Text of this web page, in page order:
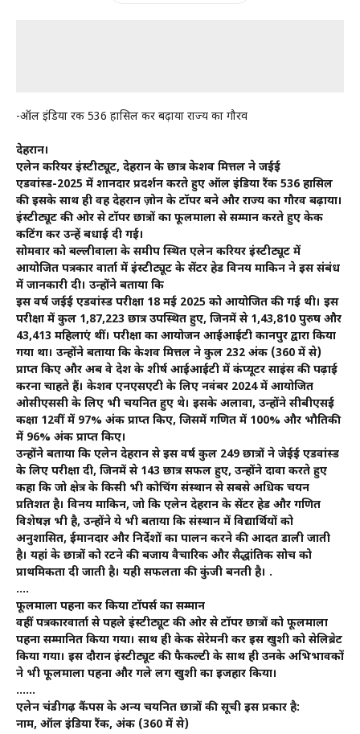
-ऑल इंडिया रैंक 536 हासिल कर बढ़ाया राज्य का गौरव
देहरादून।
एलेन करियर इंस्टीट्यूट, देहरादून के छात्र केशव मित्तल ने जईई
एडवांस्ड-2025 में शानदार प्रदर्शन करते हुए ऑल इंडिया रैंक 536 हासिल
की इसके साथ ही वह देहरादून ज़ोन के टॉपर बने और राज्य का गौरव बढ़ाया।
इंस्टीट्यूट की ओर से टॉपर छात्रों का फूलमाला से सम्मान करते हुए केक
कटिंग कर उन्हें बधाई दी गई।
सोमवार को बल्लीवाला के समीप स्थित एलेन करियर इंस्टीट्यूट में
आयोजित पत्रकार वार्ता में इंस्टीट्यूट के सेंटर हेड विनय माकिन ने इस संबंध
में जानकारी दी। उन्होंने बताया कि
इस वर्ष जईई एडवांस्ड परीक्षा 18 मई 2025 को आयोजित की गई थी। इस
परीक्षा में कुल 1,87,223 छात्र उपस्थित हुए, जिनमें से 1,43,810 पुरुष और
43,413 महिलाएं थीं। परीक्षा का आयोजन आईआईटी कानपुर द्वारा किया
गया था। उन्होंने बताया कि केशव मित्तल ने कुल 232 अंक (360 में से)
प्राप्त किए और अब वे देश के शीर्ष आईआईटी में कंप्यूटर साइंस की पढ़ाई
करना चाहते हैं। केशव एनएसएटी के लिए नवंबर 2024 में आयोजित
ओसीएससी के लिए भी चयनित हुए थे। इसके अलावा, उन्होंने सीबीएसई
कक्षा 12वीं में 97% अंक प्राप्त किए, जिसमें गणित में 100% और भौतिकी
में 96% अंक प्राप्त किए।
उन्होंने बताया कि एलेन देहरादून से इस वर्ष कुल 249 छात्रों ने जेईई एडवांस्ड
के लिए परीक्षा दी, जिनमें से 143 छात्र सफल हुए, उन्होंने दावा करते हुए
कहा कि जो क्षेत्र के किसी भी कोचिंग संस्थान से सबसे अधिक चयन
प्रतिशत है। विनय माकिन, जो कि एलेन देहरादून के सेंटर हेड और गणित
विशेषज्ञ भी है, उन्होंने ये भी बताया कि संस्थान में विद्यार्थियों को
अनुशासित, ईमानदार और निर्देशों का पालन करने की आदत डाली जाती
है। यहां के छात्रों को रटने की बजाय वैचारिक और सैद्धांतिक सोच को
प्राथमिकता दी जाती है। यही सफलता की कुंजी बनती है। .
….
फूलमाला पहना कर किया टॉपर्स का सम्मान
वहीं पत्रकारवार्ता से पहले इंस्टीट्यूट की ओर से टॉपर छात्रों को फूलमाला
पहना सम्मानित किया गया। साथ ही केक सेरेमनी कर इस खुशी को सेलिब्रेट
किया गया। इस दौरान इंस्टीट्यूट की फैकल्टी के साथ ही उनके अभिभावकों
ने भी फूलमाला पहना और गले लग खुशी का इजहार किया।
……
एलेन चंडीगढ़ कैंपस के अन्य चयनित छात्रों की सूची इस प्रकार है:
नाम, ऑल इंडिया रैंक, अंक (360 में से)